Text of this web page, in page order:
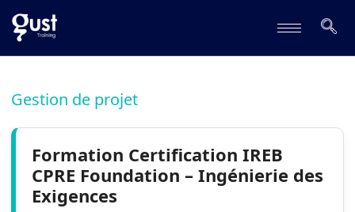
Gestion de projet
Formation Certification IREB
CPRE Foundation – Ingénierie des
Exigences